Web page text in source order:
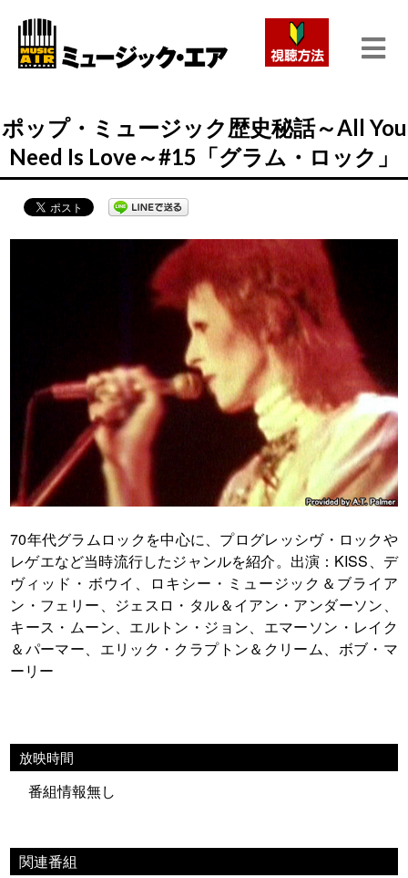
ポップ・ミュージック歴史秘話～All You
Need Is Love～#15「グラム・ロック」
70年代グラムロックを中心に、プログレッシヴ・ロックや
レゲエなど当時流行したジャンルを紹介。出演：KISS、デ
ヴィッド・ボウイ、ロキシー・ミュージック＆ブライア
ン・フェリー、ジェスロ・タル＆イアン・アンダーソン、
キース・ムーン、エルトン・ジョン、エマーソン・レイク
＆パーマー、エリック・クラプトン＆クリーム、ボブ・マ
ーリー
放映時間
番組情報無し
関連番組